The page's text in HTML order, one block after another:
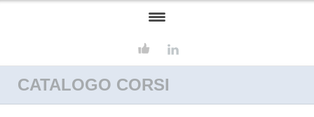
ASSOSERVIZI
CATALOGO CORSI